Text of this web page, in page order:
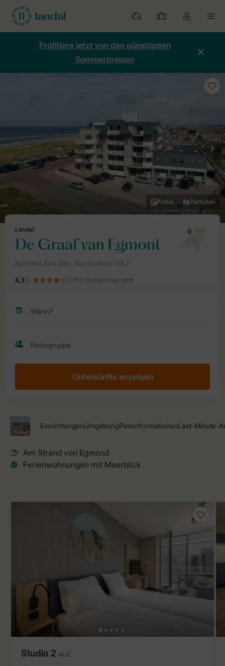
Ferienparks
Meine
Buchungen
Dropdown-
Menü
Kontos
Profitiere jetzt von den günstigsten
Sommerpreisen
Unterkünfte anzeigen